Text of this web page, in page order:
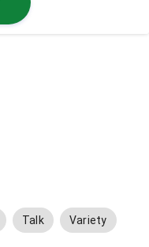
Talk Variety